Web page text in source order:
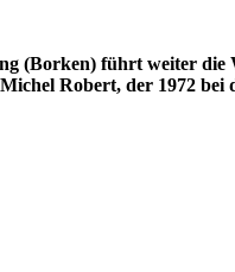
(Borken) führt weiter
Robert, der 1972